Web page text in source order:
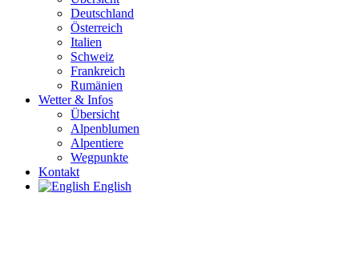
Deutschland
Österreich
Italien
Schweiz
Frankreich
Rumänien
Wetter & Infos
Übersicht
Alpenblumen
Alpentiere
Wegpunkte
Kontakt
English